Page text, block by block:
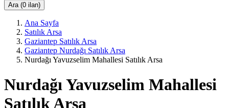
Ara (0 ilan)
Ana Sayfa
Satılık Arsa
Gaziantep Satılık Arsa
Gaziantep Nurdağı Satılık Arsa
Nurdağı Yavuzselim Mahallesi Satılık Arsa
Nurdağı Yavuzselim Mahallesi
Satılık Arsa